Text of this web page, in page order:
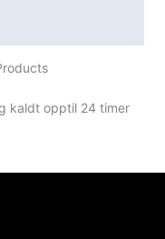
kaldt opptil 24 timer